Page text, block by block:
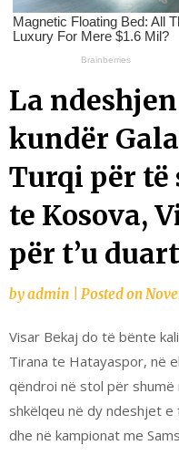
La
kundër
Turqi për të
te Kosova,
për t’u
byadmin Posted on
Visar Bekaj do të bënte
Tirana te Hatayaspor, në
qëndroi në stol për
shkëlqeu në dy ndeshjet e
dhe në kampionat me